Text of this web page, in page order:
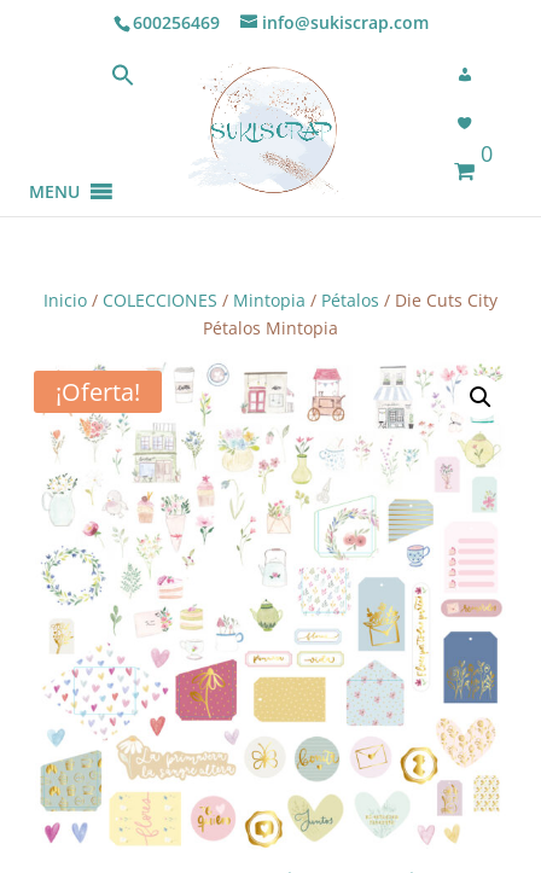
600256469 info@sukiscrap.com
0
MENU
Inicio / COLECCIONES / Mintopia / Pétalos / Die Cuts City
Pétalos Mintopia
¡Oferta!